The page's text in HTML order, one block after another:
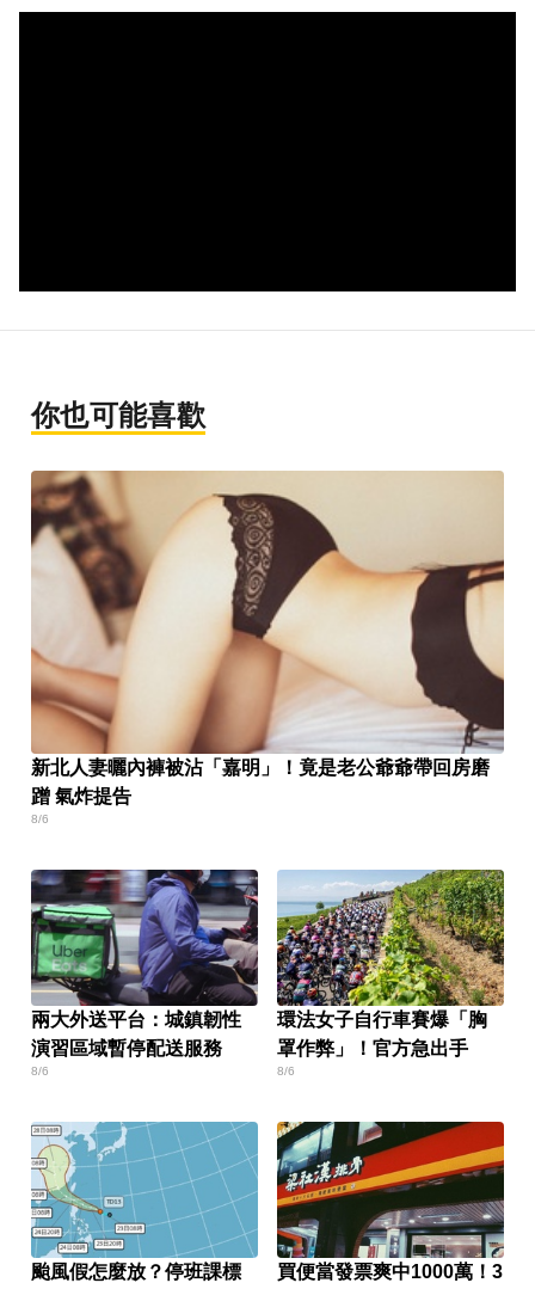
你也可能喜歡
新北人妻曬內褲被沾「嘉明」！竟是老公爺爺帶回房磨
蹭 氣炸提告
8/6
兩大外送平台：城鎮韌性
演習區域暫停配送服務
8/6
環法女子自行車賽爆「胸
罩作弊」！官方急出手
8/6
颱風假怎麼放？停班課標
買便當發票爽中1000萬！3